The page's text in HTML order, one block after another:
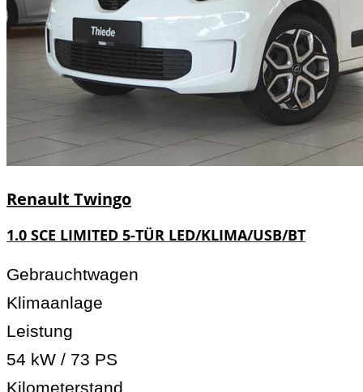
Renault Twingo
1.0 SCE LIMITED 5-TÜR LED/KLIMA/USB/BT
Gebrauchtwagen
Klimaanlage
Leistung
54 kW / 73 PS
Kilometerstand